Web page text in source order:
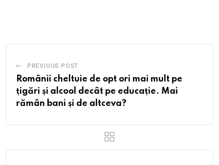
PREVIOUS POST
Românii cheltuie de opt ori mai mult pe
țigări și alcool decât pe educație. Mai
rămân bani și de altceva?